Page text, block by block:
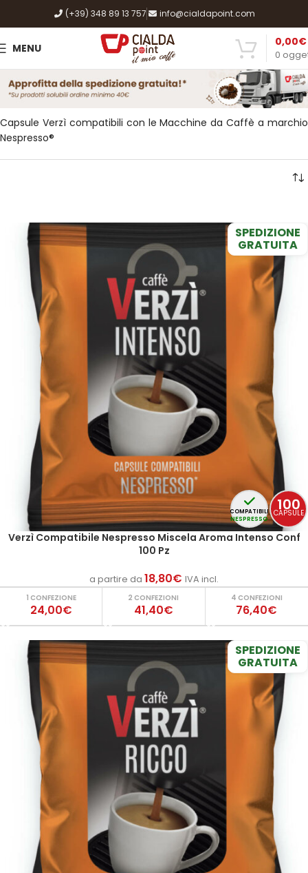
(+39) 348 89 13 757 info@cialdapoint.com
MENU 0
0,00€
Capsule Verzì compatibili con le Macchine da Caffè a marchio
Nespresso®
100
CAPSULE
COMPATIBILI
NESPRESSO
SPEDIZIONE
GRATUITA
Verzì Compatibile Nespresso Miscela Aroma Intenso Conf
100 Pz
a partire da 18,80€ IVA incl.
1 CONFEZIONE
24,00€
2 CONFEZIONI
41,40€
4 CONFEZIONI
76,40€
SPEDIZIONE
GRATUITA